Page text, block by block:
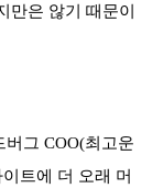
만은 않기 때문이
그 COO(최고운
트에 더 오래 머